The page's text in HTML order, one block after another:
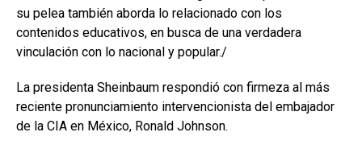
su pelea también aborda lo relacionado con los
contenidos educativos, en busca de una verdadera
vinculación con lo nacional y popular./
La presidenta Sheinbaum respondió con firmeza al más
reciente pronunciamiento intervencionista del embajador
de la CIA en México, Ronald Johnson.